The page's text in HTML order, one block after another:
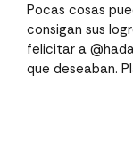
Pocas cosas
consigan sus
felicitar a
que deseaban.